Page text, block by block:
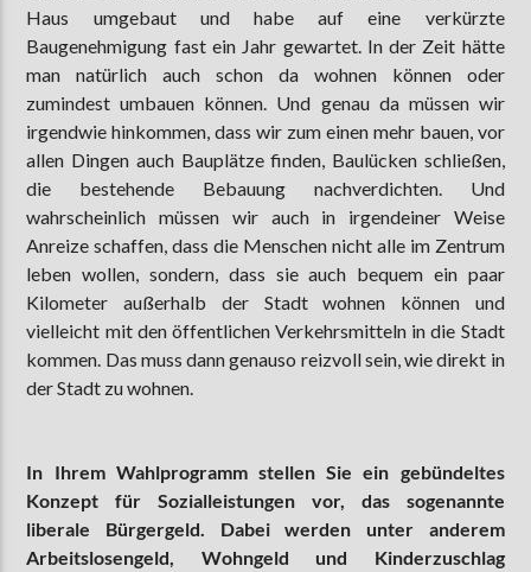
Haus umgebaut und habe auf eine verkürzte
Baugenehmigung fast ein Jahr gewartet. In der Zeit hätte
man natürlich auch schon da wohnen können oder
zumindest umbauen können. Und genau da müssen wir
irgendwie hinkommen, dass wir zum einen mehr bauen, vor
allen Dingen auch Bauplätze finden, Baulücken schließen,
die bestehende Bebauung nachverdichten. Und
wahrscheinlich müssen wir auch in irgendeiner Weise
Anreize schaffen, dass die Menschen nicht alle im Zentrum
leben wollen, sondern, dass sie auch bequem ein paar
Kilometer außerhalb der Stadt wohnen können und
vielleicht mit den öffentlichen Verkehrsmitteln in die Stadt
kommen. Das muss dann genauso reizvoll sein, wie direkt in
der Stadt zu wohnen.
In Ihrem Wahlprogramm stellen Sie ein gebündeltes
Konzept für Sozialleistungen vor, das sogenannte
liberale Bürgergeld. Dabei werden unter anderem
Arbeitslosengeld, Wohngeld und Kinderzuschlag